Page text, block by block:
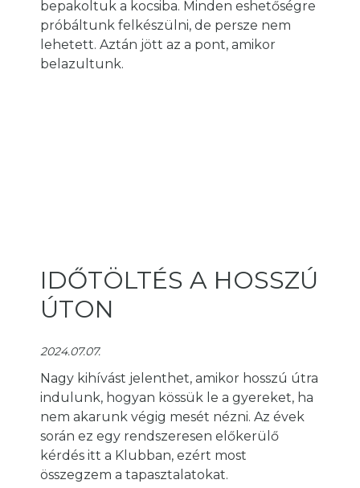
bepakoltuk a kocsiba. Minden eshetőségre
próbáltunk felkészülni, de persze nem
lehetett. Aztán jött az a pont, amikor
belazultunk.
IDŐTÖLTÉS A HOSSZÚ
ÚTON
2024.07.07.
Nagy kihívást jelenthet, amikor hosszú útra
indulunk, hogyan kössük le a gyereket, ha
nem akarunk végig mesét nézni. Az évek
során ez egy rendszeresen előkerülő
kérdés itt a Klubban, ezért most
összegzem a tapasztalatokat.